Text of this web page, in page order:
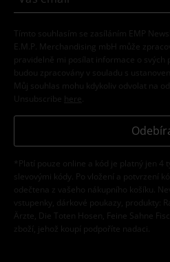
Tímto souhlasím se zasíláním EMP
E.M.P. Merchandising mbH může
pravidelně mi posílat informace o svých
budou zpracovány v souladu s
Můj souhlas mohu kdykoliv odvolat na
Unsubscribe here
*Platí pouze online a kód je platný jen 4
slevovými kódy. Po vložení a potvrzení
odečtena z vašeho nákupního košíku.
vstupenky, dárkové poukazy, produkty:
Ärzte, Die Toten Hosen, Feine Sahne
zboží, jehož koupí podpoříte nadaci.